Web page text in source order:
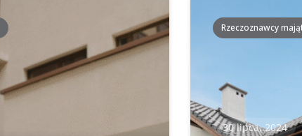
Rzeczoznawcy
30 lipca, 2024